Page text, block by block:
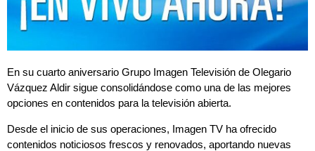
En su cuarto aniversario Grupo Imagen Televisión de Olegario
Vázquez Aldir sigue consolidándose como una de las mejores
opciones en contenidos para la televisión abierta.
Desde el inicio de sus operaciones, Imagen TV ha ofrecido
contenidos noticiosos frescos y renovados, aportando nuevas